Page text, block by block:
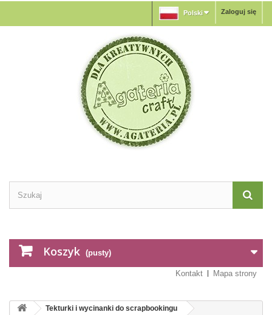
Zaloguj się
Polski
Koszyk (pusty)
Kontakt Mapa strony
Tekturki i wycinanki do scrapbookingu